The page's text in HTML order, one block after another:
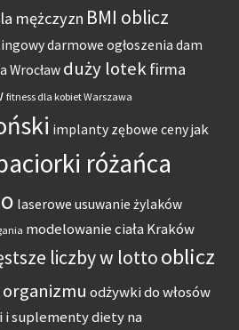
mężczyzn BMI oblicz
darmowe ogłoszenia dam
Wrocław duży lotekfirma
fitness dla kobiet Warszawa
implanty zębowe cenyjak
różańca
laserowe usuwanie żylaków
modelowanie ciała Kraków
liczby w lottooblicz
odżywki do włosów
i suplementy diety na